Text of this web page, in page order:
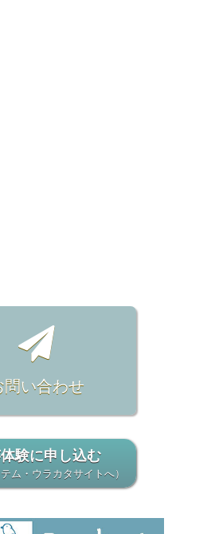
問い合わせ
験に申し込む
テム・ウラカタサイトへ）